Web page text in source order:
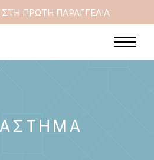
ΠΡΩΤΗ ΠΑΡΑΓΓΕΛΙΑ